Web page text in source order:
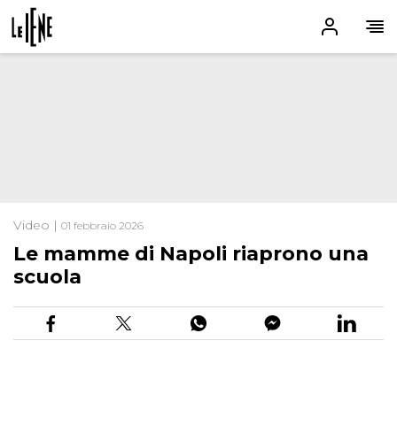
Video | 01 febbraio 2026
Le mamme di Napoli riaprono una
scuola